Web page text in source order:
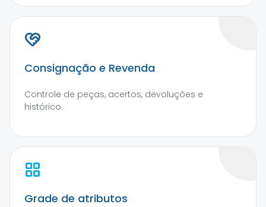
Consignação e Revenda
Controle de peças, acertos, devoluções e
histórico.
Grade de atributos